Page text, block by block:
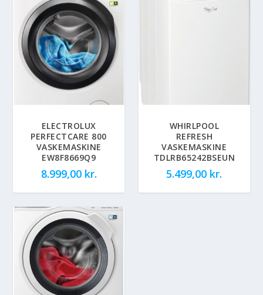
ELECTROLUX
PERFECTCARE 800
VASKEMASKINE
EW8F8669Q9
8.999,00 kr.
WHIRLPOOL
REFRESH
VASKEMASKINE
TDLRB65242BSEUN
5.499,00 kr.